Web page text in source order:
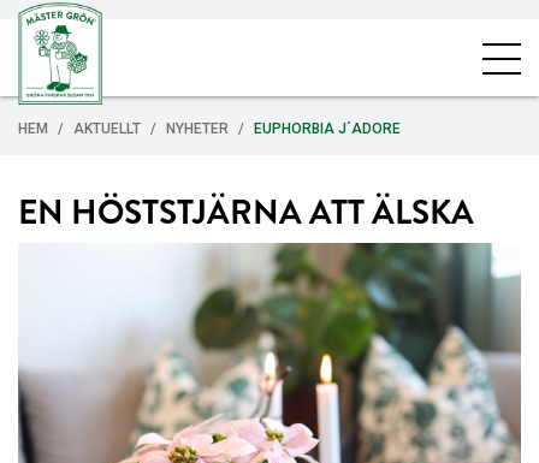
HEM AKTUELLT NYHETER EUPHORBIA J´ADORE
EN HÖSTSTJÄRNA ATT ÄLSKA